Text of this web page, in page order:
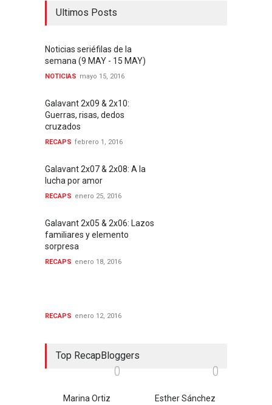
Ultimos Posts
Noticias seriéfilas de la
semana (9 MAY - 15 MAY)
NOTICIAS mayo 15, 2016
Galavant 2x09 & 2x10:
Guerras, risas, dedos
cruzados
RECAPS febrero 1, 2016
Galavant 2x07 & 2x08: A la
lucha por amor
RECAPS enero 25, 2016
Galavant 2x05 & 2x06: Lazos
familiares y elemento
sorpresa
RECAPS enero 18, 2016
RECAPS enero 12, 2016
Top RecapBloggers
0
Marina Ortiz
0
Esther Sánchez